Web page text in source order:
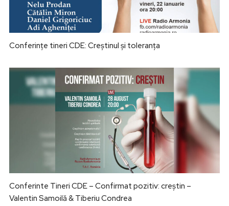
Conferințe tineri CDE: Creștinul și toleranța
Conferinte Tineri CDE – Confirmat pozitiv: creștin –
Valentin Samoilă & Tiberiu Condrea